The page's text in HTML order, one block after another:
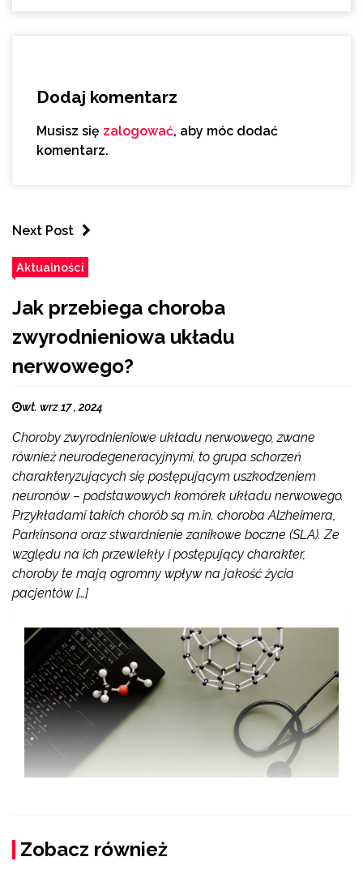
Dodaj komentarz
Musisz się zalogować, aby móc dodać
komentarz.
Next Post
Aktualności
Jak przebiega choroba
zwyrodnieniowa układu
nerwowego?
wt. wrz 17 , 2024
Choroby zwyrodnieniowe układu nerwowego, zwane
również neurodegeneracyjnymi, to grupa schorzeń
charakteryzujących się postępującym uszkodzeniem
neuronów – podstawowych komórek układu nerwowego.
Przykładami takich chorób są m.in. choroba Alzheimera,
Parkinsona oraz stwardnienie zanikowe boczne (SLA). Ze
względu na ich przewlekły i postępujący charakter,
choroby te mają ogromny wpływ na jakość życia
pacjentów […]
Zobacz również